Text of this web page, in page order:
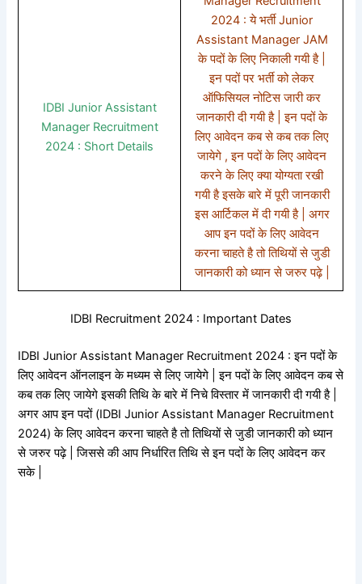
IDBI Junior Assistant
Manager Recruitment
2024 : Short Details
2024 : ये भर्ती Junior
Assistant Manager JAM
के पदों के लिए निकाली गयी है |
इन पदों पर भर्ती को लेकर
ऑफिसियल नोटिस जारी कर
जानकारी दी गयी है | इन पदों के
लिए आवेदन कब से कब तक लिए
जायेगे , इन पदों के लिए आवेदन
करने के लिए क्या योग्यता रखी
गयी है इसके बारे में पूरी जानकारी
इस आर्टिकल में दी गयी है | अगर
आप इन पदों के लिए आवेदन
करना चाहते है तो तिथियों से जुडी
जानकारी को ध्यान से जरुर पढ़े |
IDBI Recruitment 2024 : Important Dates
IDBI Junior Assistant Manager Recruitment 2024 : इन पदों के
लिए आवेदन ऑनलाइन के मध्यम से लिए जायेगे | इन पदों के लिए आवेदन कब से
कब तक लिए जायेगे इसकी तिथि के बारे में निचे विस्तार में जानकारी दी गयी है |
अगर आप इन पदों (IDBI Junior Assistant Manager Recruitment
2024) के लिए आवेदन करना चाहते है तो तिथियों से जुडी जानकारी को ध्यान
से जरुर पढ़े | जिससे की आप निर्धारित तिथि से इन पदों के लिए आवेदन कर
सके |